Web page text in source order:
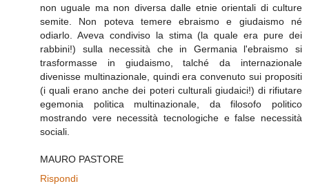
non uguale ma non diversa dalle etnie orientali di culture
semite. Non poteva temere ebraismo e giudaismo né
odiarlo. Aveva condiviso la stima (la quale era pure dei
rabbini!) sulla necessità che in Germania l'ebraismo si
trasformasse in giudaismo, talché da internazionale
divenisse multinazionale, quindi era convenuto sui propositi
(i quali erano anche dei poteri culturali giudaici!) di rifiutare
egemonia politica multinazionale, da filosofo politico
mostrando vere necessità tecnologiche e false necessità
sociali.
MAURO PASTORE
Rispondi